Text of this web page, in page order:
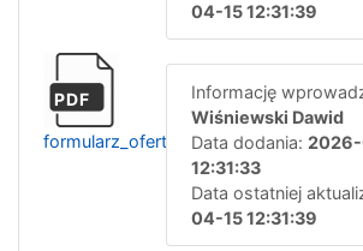
04-15 12:31:39
PDF
Informację
Wiśniewski Dawid
Data dodania:
12:31:33
Data ostatniej
04-15 12:31:39